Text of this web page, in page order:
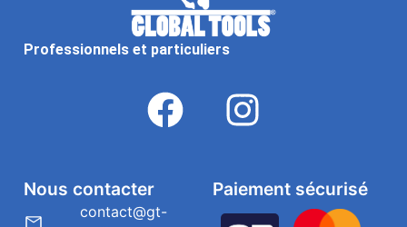
Professionnels et particuliers
Paiement sécurisé
Nous contacter
contact@gt-